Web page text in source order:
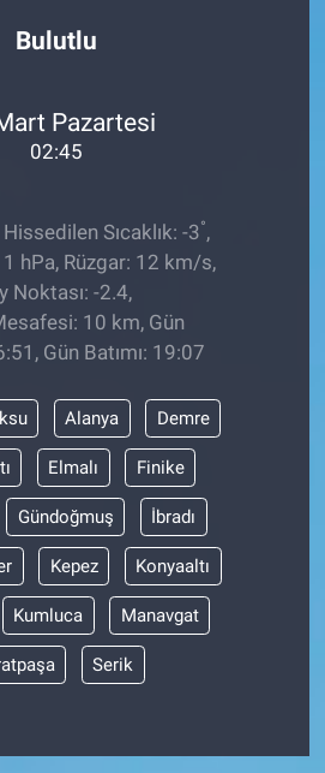
Bulutlu
Pazartesi
02:45
Sıcaklık: -3°,
hPa, Rüzgar: 12 km/s,
Noktası: -2.4,
10 km, Gün
Gün Batımı: 19:07
Alanya Demre
Elmalı Finike
Gündoğmuş İbradı
Kepez Konyaaltı
Kumluca Manavgat
Serik